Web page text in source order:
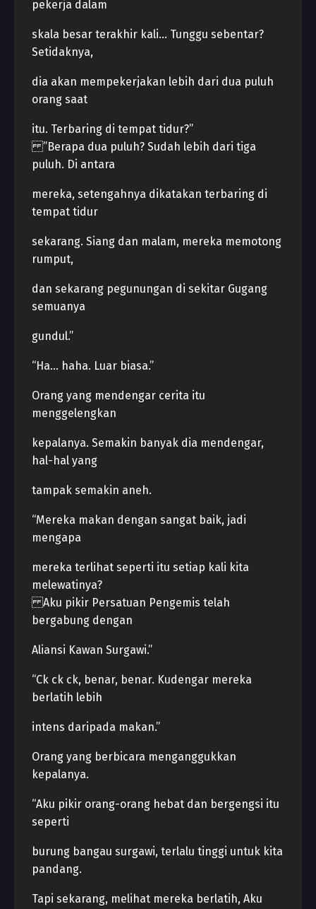
pekerja dalam
skala besar terakhir kali… Tunggu sebentar?
Setidaknya,
dia akan mempekerjakan lebih dari dua puluh
orang saat
itu. Terbaring di tempat tidur?”
”Berapa dua puluh? Sudah lebih dari tiga
puluh. Di antara
mereka, setengahnya dikatakan terbaring di
tempat tidur
sekarang. Siang dan malam, mereka memotong
rumput,
dan sekarang pegunungan di sekitar Gugang
semuanya
gundul.”
“Ha… haha. Luar biasa.”
Orang yang mendengar cerita itu
menggelengkan
kepalanya. Semakin banyak dia mendengar,
hal-hal yang
tampak semakin aneh.
“Mereka makan dengan sangat baik, jadi
mengapa
mereka terlihat seperti itu setiap kali kita
melewatinya?
Aku pikir Persatuan Pengemis telah
bergabung dengan
Aliansi Kawan Surgawi.”
“Ck ck ck, benar, benar. Kudengar mereka
berlatih lebih
intens daripada makan.”
Orang yang berbicara menganggukkan
kepalanya.
“Aku pikir orang-orang hebat dan bergengsi itu
seperti
burung bangau surgawi, terlalu tinggi untuk kita
pandang.
Tapi sekarang, melihat mereka berlatih, Aku